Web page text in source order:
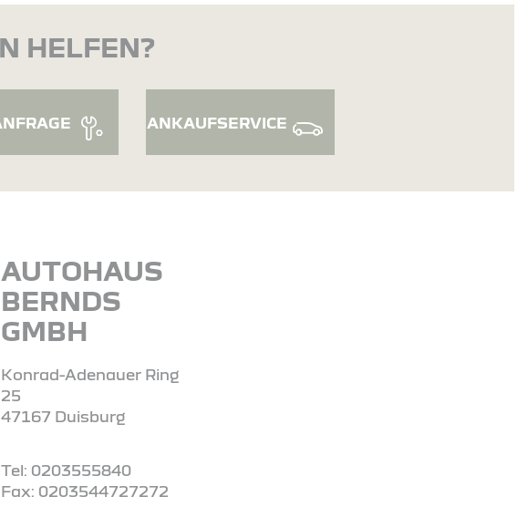
HELFEN?
ANKAUFSERVICE
AUTOHAUS
BERNDS
GMBH
Konrad-Adenauer Ring
25
47167 Duisburg
Tel: 0203555840
Fax: 0203544727272